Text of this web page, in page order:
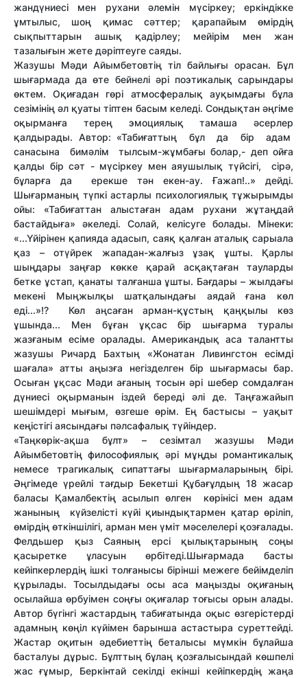
жандүниесі мен рухани әлемін мүсіркеу; еркіндікке
ұмтылыс, шоң қимас сәттер; қарапайым өмірдің
сықпыттарын ашық қадірлеу; мейірім мен жан
тазалығын жете дәріптеуге саяды.
Жазушы Мәди Айымбетовтің тіл байлығы орасан. Бұл
шығармада да өте бейнелі әрі поэтикалық сарындары
өктем. Оқиғадан гөрі атмосфералық ауқымдағы бұла
сезімінің әл қуаты тіптен басым келеді. Сондықтан әңгіме
оқырманға терең эмоциялық тамаша әсерлер
қалдырады. Автор: «Табиғаттың бұл да бір адам
санасына бимәлім тылсым-жұмбағы болар,- деп ойға
қалды бір сәт - мүсіркеу мен аяушылық түйсігі, сірә,
бұларға да ерекше тән екен-ау. Ғажап!..» дейді.
Шығарманың түпкі астарлы психологиялық тұжырымды
ойы: «Табиғаттан алыстаған адам рухани жұтаңдай
бастайдыға» әкеледі. Солай, келісуге болады. Мінеки:
«...Үйірінен қапияда адасып, саяқ қалған аталық сарыала
қаз – отүйрек жападан-жалғыз ұзақ ұшты. Қарлы
шыңдары заңғар көкке қарай асқақтаған тауларды
бетке ұстап, қанаты талғанша ұшты. Бағдары – жылдағы
мекені Мыңжылқы шатқалындағы аядай ғана көл
еді...»!? Көл аңсаған арман-құстың қаңқылы көз
ұшында... Мен бұған ұқсас бір шығарма туралы
жазғаным есіме оралады. Американдық аса талантты
жазушы Ричард Бахтың «Жонатан Ливингстон есімді
шағала» атты аңызға негізделген бір шығармасы бар.
Осыған ұқсас Мәди ағаның тосын әрі шебер сомдалған
дүниесі оқырманын іздей береді әлі де. Таңғажайып
шешімдері мығым, өзгеше өрім. Ең бастысы – уақыт
кеңістігі аясындағы пәлсафалық түйіндер.
«Таңкөрік-ақша бұлт» –сезімтал жазушы Мәди
Айымбетовтің философиялық әрі мұңды романтикалық
немесе трагикалық сипаттағы шығармаларының бірі.
Әңгімеде үрейлі тағдыр Бекетші Құбағұлдың 18 жасар
баласы Қамалбектің асылып өлген көрінісі мен адам
жанының күйзелісті күйі қиындықтармен қатар өріліп,
өмірдің өткіншілігі, арман мен үміт мәселелері қозғалады.
Фелдьшер қыз Саяның ерсі қылықтарының соңы
қасыретке ұласуын өрбітеді.Шығармада басты
кейіпкерлердің ішкі толғанысы бірінші межеге бейімделіп
құрылады. Тосылдыдағы осы аса маңызды оқиғаның
осылайша өрбуімен соңғы оқиғалар тоғысы орын алады.
Автор бүгінгі жастардың табиғатында оқыс өзгерістерді
адамның көңіл күйімен барынша астастыра суреттейді.
Жастар оқитын әдебиеттің беталысы мүмкін бұлайша
басталуы дұрыс. Бұлттың бұлаң қозғалысындай көшпелі
жас ғұмыр, Беркінтай секілді екінші кейіпкердің жаңа